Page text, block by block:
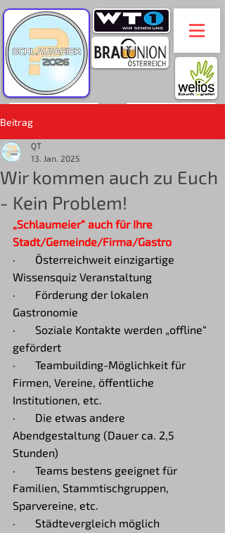
Beitrag
Wir kommen auch zu Euch
- Kein Problem!
QT
13. Jan. 2025
„Schlaumeier“ auch für Ihre
Stadt/Gemeinde/Firma/Gastro
·       Österreichweit einzigartige
Wissensquiz Veranstaltung
·       Förderung der lokalen
Gastronomie
·       Soziale Kontakte werden „offline“
gefördert
·       Teambuilding-Möglichkeit für
Firmen, Vereine, öffentliche
Institutionen, etc.
·       Die etwas andere
Abendgestaltung (Dauer ca. 2,5
Stunden)
·       Teams bestens geeignet für
Familien, Stammtischgruppen,
Sparvereine, etc.
·       Städtevergleich möglich